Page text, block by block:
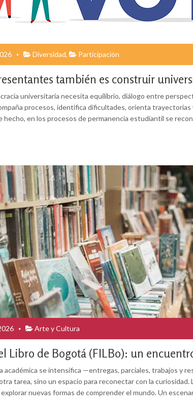
Diversidad, Participación
también es construir
universitaria necesita equilibrio, diálogo entre
procesos, identifica dificultades, orienta trayectorias
hecho, en los procesos de permanencia estudiantil se
Arte y Cultura
Libro de Bogotá (FILBo): un
académica se intensifica —entregas, parciales, trabajos y
tarea, sino un espacio para reconectar con la
nuevas formas de comprender el mundo. Un